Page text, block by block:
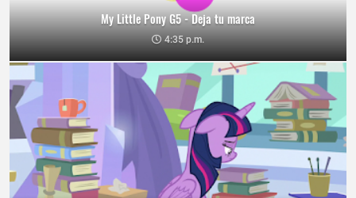
My Little Pony G5 - Deja tu marca
4:35 p.m.